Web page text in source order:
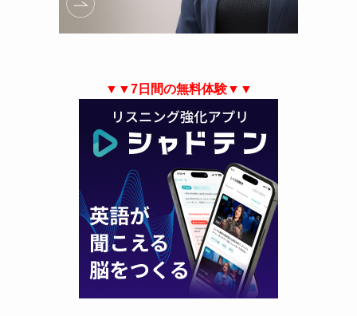
▼▼7日間の無料体験▼▼